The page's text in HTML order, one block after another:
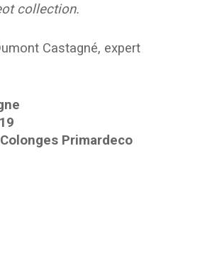
collection.
Castagné, expert
Primardeco